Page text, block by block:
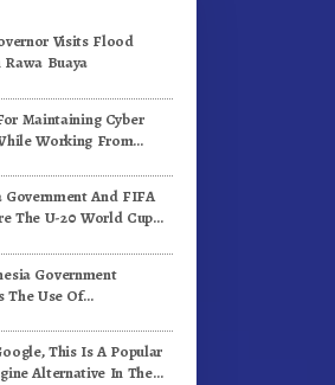
Juta
Karo Tekankan
Profesional Dongkrak Mutu
Pendidikan
Visits Flood
Buaya
Maintaining Cyber
Working From
Government And FIFA
The U-20 World Cup
Government
The Use Of
This Is A Popular
Alternative In The